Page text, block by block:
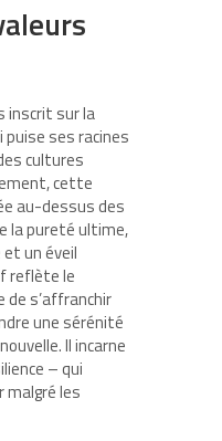
inscrit sur la
puise ses racines
cultures
cette
au-dessus des
la pureté ultime,
un éveil
reflète le
de s’affranchir
une sérénité
Il incarne
– qui
malgré les